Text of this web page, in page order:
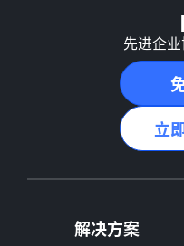
先进企
立
解决方案